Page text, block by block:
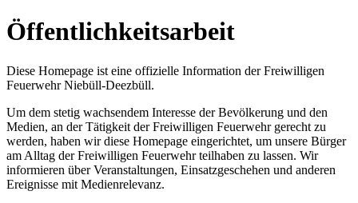
Öffentlichkeitsarbeit
Diese Homepage ist eine offizielle Information der Freiwilligen
Feuerwehr Niebüll-Deezbüll.
Um dem stetig wachsendem Interesse der Bevölkerung und den
Medien, an der Tätigkeit der Freiwilligen Feuerwehr gerecht zu
werden, haben wir diese Homepage eingerichtet, um unsere Bürger
am Alltag der Freiwilligen Feuerwehr teilhaben zu lassen. Wir
informieren über Veranstaltungen, Einsatzgeschehen und anderen
Ereignisse mit Medienrelevanz.